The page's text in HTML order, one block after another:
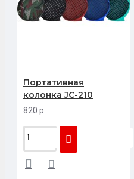
Портативная
колонка JC-210
820 р.